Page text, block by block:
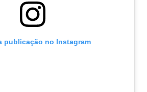
publicação no Instagram